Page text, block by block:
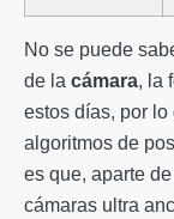
No se puede
de la cámara, la
estos días, por
algoritmos de
es que, aparte
cámaras ultra